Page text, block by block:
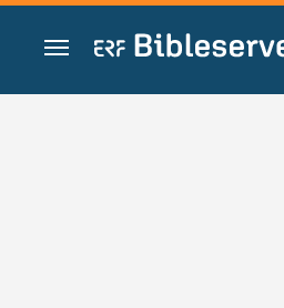
Zum Inhalt springen